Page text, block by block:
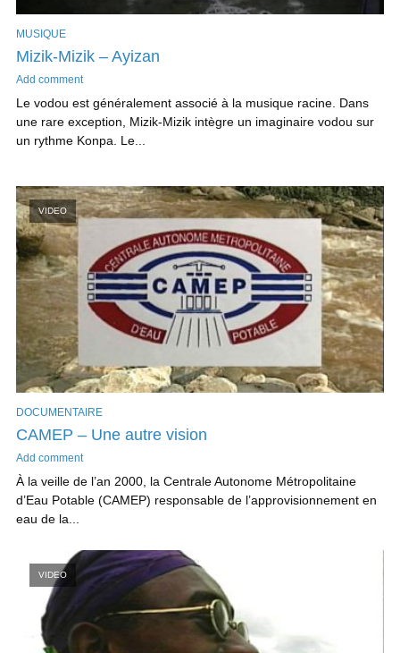
MUSIQUE
Mizik-Mizik – Ayizan
Add comment
Le vodou est généralement associé à la musique racine. Dans
une rare exception, Mizik-Mizik intègre un imaginaire vodou sur
un rythme Konpa. Le...
VIDEO
DOCUMENTAIRE
CAMEP – Une autre vision
Add comment
À la veille de l’an 2000, la Centrale Autonome Métropolitaine
d’Eau Potable (CAMEP) responsable de l’approvisionnement en
eau de la...
VIDEO